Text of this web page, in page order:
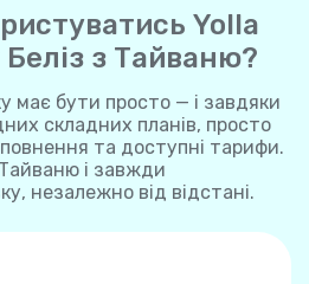
Yolla
Беліз з Тайваню?
має бути просто — і завдяки
складних планів, просто
та доступні тарифи.
і завжди
незалежно від відстані.